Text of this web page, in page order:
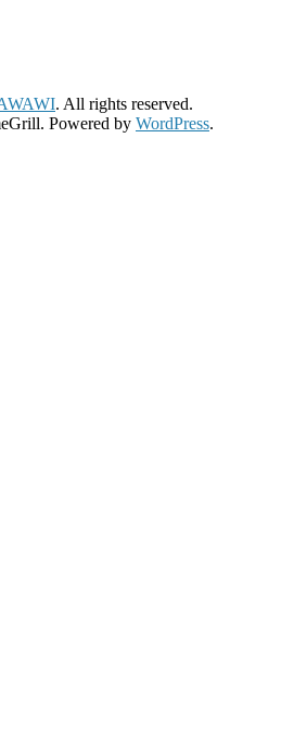
. All rights reserved.
Powered by WordPress.